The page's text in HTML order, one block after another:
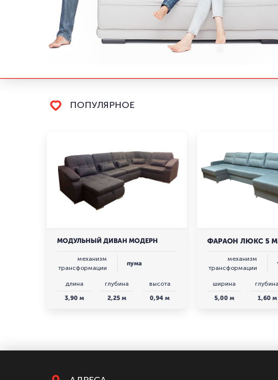
ПОПУЛЯРНОЕ
МОДУЛЬНЫЙ ДИВАН МОДЕРН
механизм
трансформации
пума
длина глубина
высота
3,90 м
2,25 м 0,94 м
ФАРАОН ЛЮКС 5
механизм
трансформации
ширина глубина
5,00 м
1,60 м